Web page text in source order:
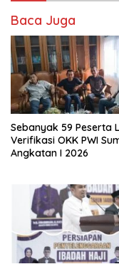
Baca Juga
Sebanyak 59 Peserta
Verifikasi OKK PWI
Angkatan I 2026